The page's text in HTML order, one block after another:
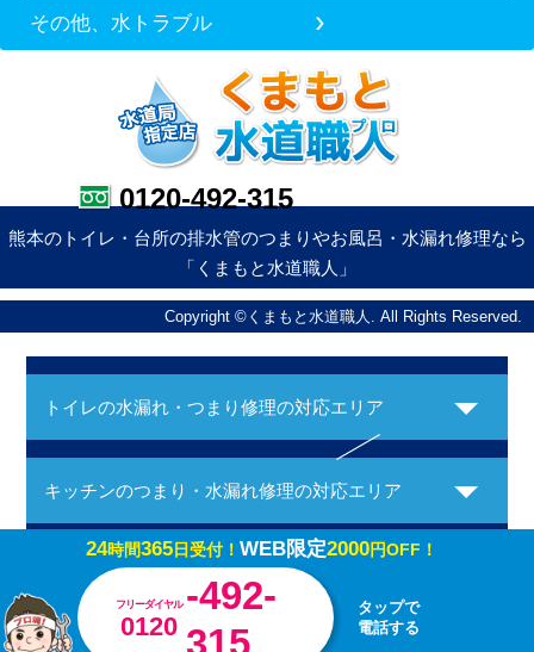
その他、水トラブル
0120-492-315
熊本のトイレ・台所の排水管のつまりやお風呂・水漏れ修理なら
「くまもと水道職人」
Copyright ©くまもと水道職人. All Rights Reserved.
トイレの水漏れ・つまり修理の対応エリア
キッチンのつまり・水漏れ修理の対応エリア
お風呂の水漏れ・つまり修理の対応エリア
24時間365日受付！ WEB限定2000円OFF！
フリーダイヤル
0120
-492-
315
タップで
電話する